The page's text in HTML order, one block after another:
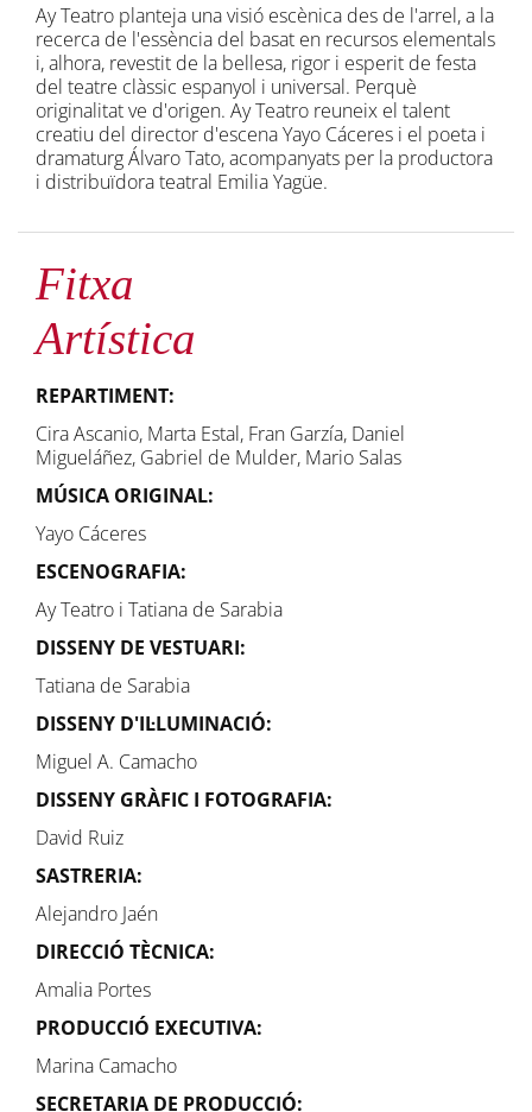
Ay Teatro planteja una visió escènica des de l'arrel, a la
recerca de l'essència del basat en recursos elementals
i, alhora, revestit de la bellesa, rigor i esperit de festa
del teatre clàssic espanyol i universal. Perquè
originalitat ve d'origen. Ay Teatro reuneix el talent
creatiu del director d'escena Yayo Cáceres i el poeta i
dramaturg Álvaro Tato, acompanyats per la productora
i distribuïdora teatral Emilia Yagüe.
Fitxa
Artística
REPARTIMENT:
Cira Ascanio, Marta Estal, Fran Garzía, Daniel
Migueláñez, Gabriel de Mulder, Mario Salas
MÚSICA ORIGINAL:
Yayo Cáceres
ESCENOGRAFIA:
Ay Teatro i Tatiana de Sarabia
DISSENY DE VESTUARI:
Tatiana de Sarabia
DISSENY D'IL·LUMINACIÓ:
Miguel A. Camacho
DISSENY GRÀFIC I FOTOGRAFIA:
David Ruiz
SASTRERIA:
Alejandro Jaén
DIRECCIÓ TÈCNICA:
Amalia Portes
PRODUCCIÓ EXECUTIVA:
Marina Camacho
SECRETARIA DE PRODUCCIÓ: